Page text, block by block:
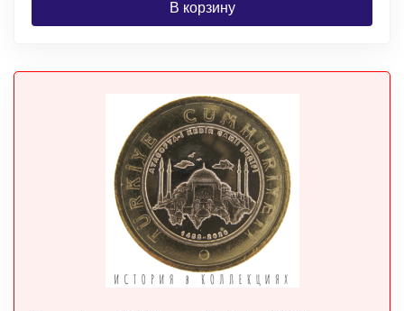
В корзину